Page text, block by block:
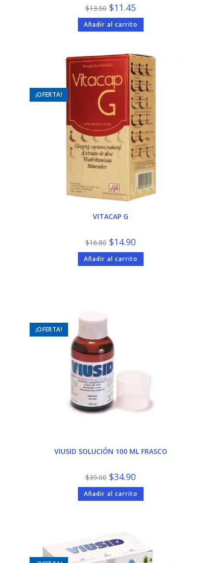
$13.50 El
precio
original
era:
$13.50.
$11.45precio
actual
es:
$11.45.
Añadir al carrito
¡OFERTA!
VITACAP G
$16.80 El
precio
original
era:
$16.80.
$14.90El
precio
actual
es:
$14.90.
Añadir al carrito
¡OFERTA!
VIUSID SOLUCIÓN 100 ML FRASCO
$39.00 El
precio
original
era:
$39.00.
$34.90El
precio
actual
es:
$34.90.
Añadir al carrito